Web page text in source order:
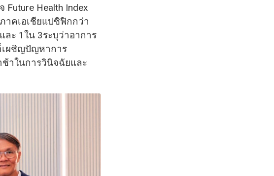
Health Index
าคเอเชียแปซิฟิกกว่า
ะ 1ใน 3ระบุว่าอาการ
เผชิญปัญหาการ
าในการวินิจฉัยและ